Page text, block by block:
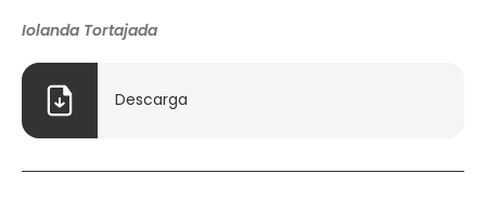
Iolanda Tortajada
Descarga